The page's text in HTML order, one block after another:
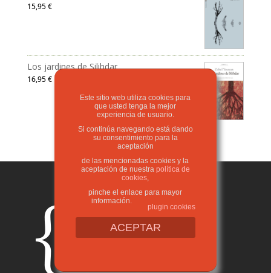
15,95€
Los jardines de Silihdar
16,95€
Este sitio web utiliza cookies para
que usted tenga la mejor
experiencia de usuario.
Si continúa navegando está dando
su consentimiento para la
aceptación
de las mencionadas cookies y la
aceptación de nuestra política de
cookies
pinche el enlace para mayor
información.
plugin cookies
ACEPTAR